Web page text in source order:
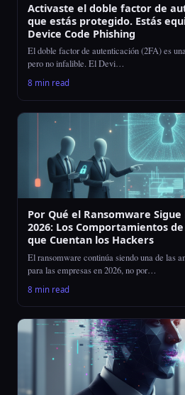
Activaste el doble factor de
que estás protegido. Estás
Device Code Phishing
El doble factor de autenticación (2FA) es
pero no infalible. El Devi…
8 min read
Por Qué el Ransomware
2026: Los Comportamientos
que Cuentan los Hackers
El ransomware continúa siendo una de las
para las empresas en 2026, no por…
8 min read